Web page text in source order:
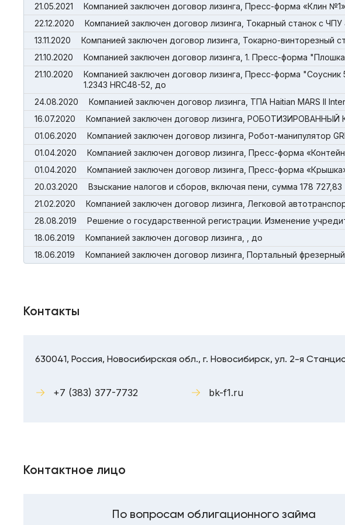
21.05.2021
Компанией заключен договор лизинга, Пресс-форма «Клин
22.12.2020
Компанией заключен договор лизинга, Токарный станок с ЧПУ
13.11.2020
Компанией заключен договор лизинга, Токарно-винторезный
21.10.2020
Компанией заключен договор лизинга, 1. Пресс-форма
21.10.2020
Компанией заключен договор лизинга, Пресс-форма
1.2343 HRC48-52, до
24.08.2020
Компанией заключен договор лизинга, ТПА Haitian MARS II
16.07.2020
Компанией заключен договор лизинга, РОБОТИЗИРОВАННЫЙ
01.06.2020
Компанией заключен договор лизинга, Робот-манипулятор
01.04.2020
Компанией заключен договор лизинга, Пресс-форма
01.04.2020
Компанией заключен договор лизинга, Пресс-форма
20.03.2020
Взыскание налогов и сборов, включая пени, сумма 178 727,83
21.02.2020
Компанией заключен договор лизинга, Легковой
28.08.2019
Решение о государственной регистрации. Изменение
18.06.2019
Компанией заключен договор лизинга, , до
18.06.2019
Компанией заключен договор лизинга, Портальный
Контакты
630041, Россия, Новосибирская обл., г. Новосибирск, ул. 2-я
+7 (383) 377-7732 bk-f1.ru
Контактное лицо
По вопросам облигационного займа